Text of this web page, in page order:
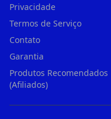
Privacidade
Termos de Serviço
Contato
Garantia
Produtos Recomendados
(Afiliados)